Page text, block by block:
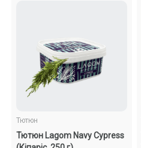
Тютюн
Тютюн Lagom Navy Cypress